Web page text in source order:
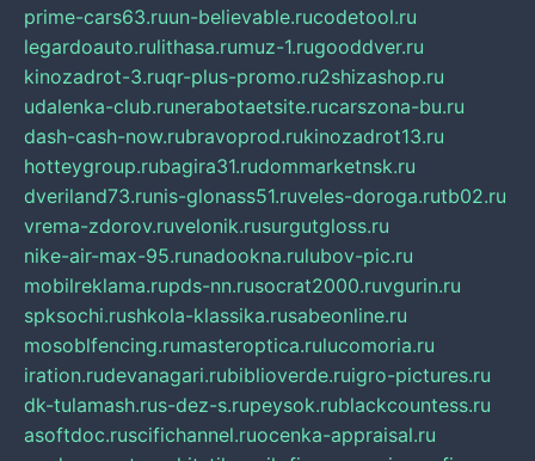
prime-cars63.ruun-believable.rucodetool.ru
legardoauto.rulithasa.rumuz-1.rugooddver.ru
kinozadrot-3.ruqr-plus-promo.ru2shizashop.ru
udalenka-club.runerabotaetsite.rucarszona-bu.ru
dash-cash-now.rubravoprod.rukinozadrot13.ru
hotteygroup.rubagira31.rudommarketnsk.ru
dveriland73.runis-glonass51.ruveles-doroga.rutb02.ru
vrema-zdorov.ruvelonik.rusurgutgloss.ru
nike-air-max-95.runadookna.rulubov-pic.ru
mobilreklama.rupds-nn.rusocrat2000.ruvgurin.ru
spksochi.rushkola-klassika.rusabeonline.ru
mosoblfencing.rumasteroptica.rulucomoria.ru
iration.rudevanagari.rubiblioverde.ruigro-pictures.ru
dk-tulamash.rus-dez-s.rupeysok.rublackcountess.ru
asoftdoc.ruscifichannel.ruocenka-appraisal.ru